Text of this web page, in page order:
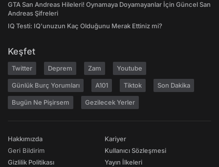
GTA San Andreas Hileleri! Oynamaya Doyamayanlar İçin Güncel San
Andreas Şifreleri
IQ Testi: IQ'unuzun Kaç Olduğunu Merak Ettiniz mi?
Keşfet
Twitter Deprem Zam Youtube
Günlük Burç Yorumları A101 Tiktok Son Dakika
Bugün Ne Pişirsem Gezilecek Yerler
Hakkımızda
Geri Bildirim
Gizlilik Politikası
Kariyer
Kullanıcı Sözleşmesi
Yayın İlkeleri